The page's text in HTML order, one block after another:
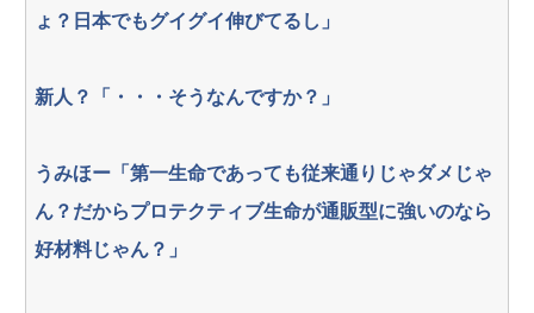
ょ？日本でもグイグイ伸びてるし」
新人？「・・・そうなんですか？」
うみほー「第一生命であっても従来通りじゃダメじゃ
ん？だからプロテクティブ生命が通販型に強いのなら
好材料じゃん？」